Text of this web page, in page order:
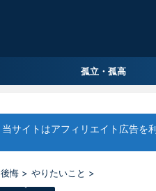
孤立・孤高
当サイトはアフィリエイト広告を
後悔 > やりたいこと >